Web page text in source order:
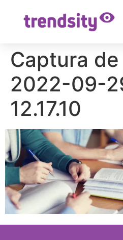
Captura
2022-09-
12.17.10